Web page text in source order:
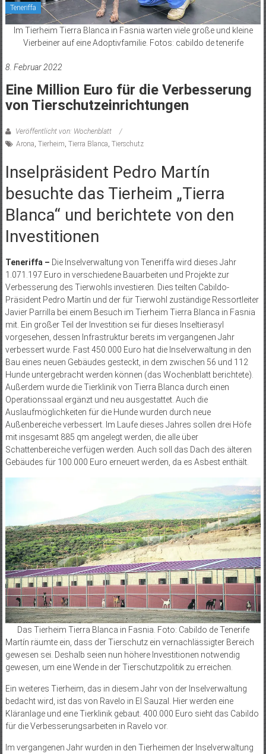
Teneriffa
Im Tierheim Tierra Blanca in Fasnia warten viele große und kleine
Vierbeiner auf eine Adoptivfamilie. Fotos: cabildo de tenerife
8. Februar 2022
Eine Million Euro für die Verbesserung
von Tierschutzeinrichtungen
Veröffentlicht von: Wochenblatt
Arona Tierheim Tierra Blanca Tierschutz
Inselpräsident Pedro Martín
besuchte das Tierheim „Tierra
Blanca“ und berichtete von den
Investitionen
Teneriffa – Die Inselverwaltung von Teneriffa wird dieses Jahr
1.071.197 Euro in verschiedene Bauarbeiten und Projekte zur
Verbesserung des Tierwohls investieren. Dies teilten Cabildo-
Präsident Pedro Martín und der für Tierwohl zuständige Ressortleiter
Javier Parrilla bei einem Besuch im Tierheim Tierra Blanca in Fasnia
mit. Ein großer Teil der Investition sei für dieses Inseltierasyl
vorgesehen, dessen Infrastruktur bereits im vergangenen Jahr
verbessert wurde. Fast 450.000 Euro hat die Inselverwaltung in den
Bau eines neuen Gebäudes gesteckt, in dem zwischen 56 und 112
Hunde untergebracht werden können (das Wochenblatt berichtete).
Außerdem wurde die Tierklinik von Tierra Blanca durch einen
Operationssaal ergänzt und neu ausgestattet. Auch die
Auslaufmöglichkeiten für die Hunde wurden durch neue
Außenbereiche verbessert. Im Laufe dieses Jahres sollen drei Höfe
mit insgesamt 885 qm angelegt werden, die alle über
Schattenbereiche verfügen werden. Auch soll das Dach des älteren
Gebäudes für 100.000 Euro erneuert werden, da es Asbest enthält.
Das Tierheim Tierra Blanca in Fasnia. Foto: Cabildo de Tenerife
Martín räumte ein, dass der Tierschutz ein vernachlässigter Bereich
gewesen sei. Deshalb seien nun höhere Investitionen notwendig
gewesen, um eine Wende in der Tierschutzpolitik zu erreichen.
Ein weiteres Tierheim, das in diesem Jahr von der Inselverwaltung
bedacht wird, ist das von Ravelo in El Sauzal. Hier werden eine
Kläranlage und eine Tierklinik gebaut. 400.000 Euro sieht das Cabildo
für die Verbesserungsarbeiten in Ravelo vor.
Im vergangenen Jahr wurden in den Tierheimen der Inselverwaltung